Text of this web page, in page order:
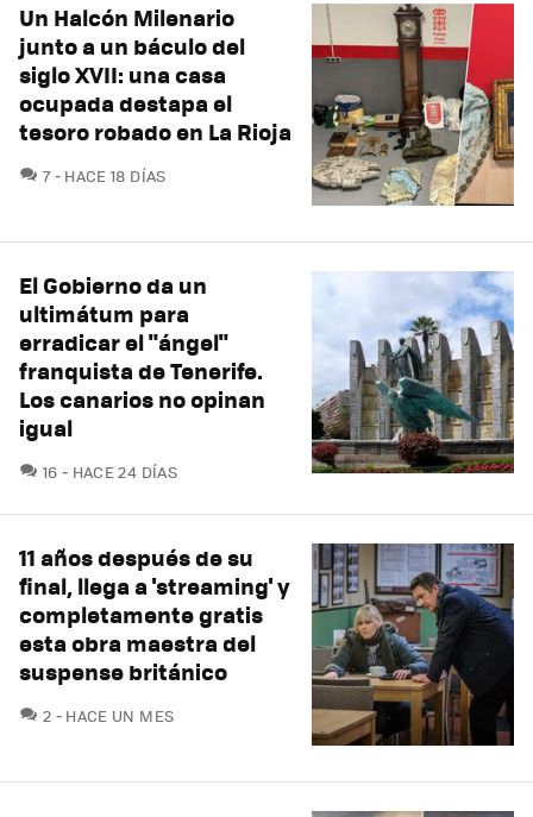
Un Halcón Milenario
junto a un báculo del
siglo XVII: una casa
ocupada destapa el
tesoro robado en La Rioja
7COMENTARIOS
HACE 18 DÍAS
El Gobierno da un
ultimátum para
erradicar el "ángel"
franquista de Tenerife.
Los canarios no opinan
igual
16 COMENTARIOS
HACE 24 DÍAS
11 años después de su
final, llega a 'streaming' y
completamente gratis
esta obra maestra del
suspense británico
2 COMENTARIOS
HACE UN MES